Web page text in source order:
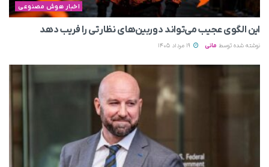
اخبار هوش مصنوعی
این الگوی عجیب می‌تواند دوربین‌های نظارتی را فریب دهد
نوشته شده توسط مانی